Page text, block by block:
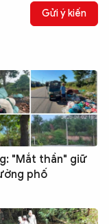
Gửi ý kiến
"Mắt thần" giữ
phố